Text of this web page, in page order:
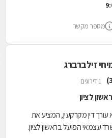
מספר מקשר
זילברברג
1 דירוגים
עורך דין מקרקעין, המציע את
עצמאי הפועל בראשון לציון.